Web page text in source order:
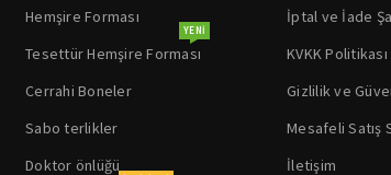
Hemşire Forması
Tesettür Hemşire Forması
YENI
Cerrahi Boneler
Sabo terlikler
Doktor önlüğü
İptal ve İade
KVKK Politikası
Gizlilik ve
Mesafeli Satış
İletişim